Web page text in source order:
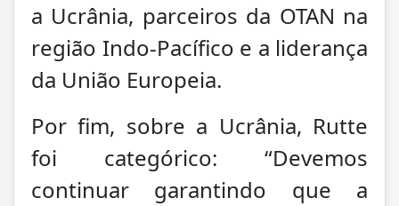
a Ucrânia, parceiros da OTAN na
região Indo-Pacífico e a liderança
da União Europeia.
Por fim, sobre a Ucrânia, Rutte
foi categórico: “Devemos
continuar garantindo que a